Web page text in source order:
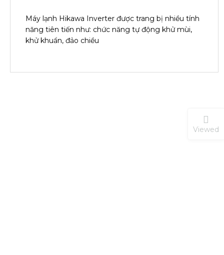
Máy lạnh Hikawa Inverter được trang bị nhiều tính
năng tiên tiến như: chức năng tự động khử mùi,
khử khuẩn, đảo chiều
Viewed